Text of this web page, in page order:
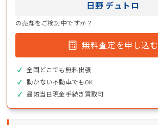
日野 デュトロ
の売却をご検討中ですか？
無料査定を申し込む
全国どこでも無料出張
動かない不動車でもOK
最短当日現金手続き買取可